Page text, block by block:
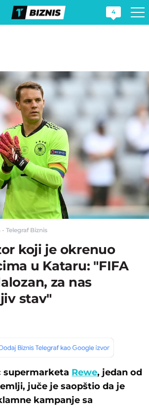
4
Telegraf Biznis
koji je okrenuo
u Kataru: "FIFA
za nas
stav"
supermarketa Rewe, jedan od
juče je saopštio da je
kampanje sa